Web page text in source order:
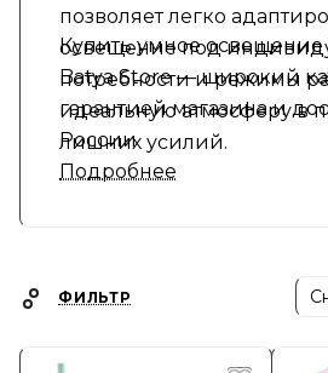
позволяет легко
освещение под
потребности и режимы
идеальную атмосферу в
лишних усилий.
Купить умное
Batya Store — широкий
гарантией магазина и
России
Подробнее
ФИЛЬТР